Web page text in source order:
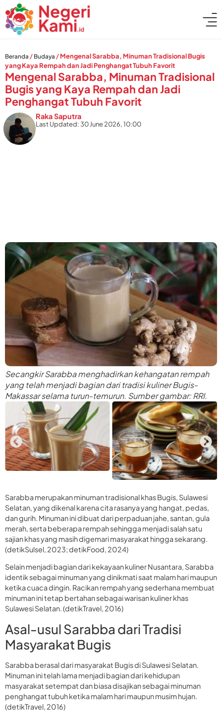
Beranda / Budaya /Mengenal Sarabba, Minuman Tradisional Bugis
yang Kaya Rempah dan Jadi Penghangat Tubuh Favorit
Mengenal Sarabba, Minuman Tradisional
Bugis yang Kaya Rempah dan Jadi
Penghangat Tubuh Favorit
Raka Saputra
Last Updated: 30 June 2026, 10:00
Secangkir Sarabba menghadirkan kehangatan rempah
yang telah menjadi bagian dari tradisi kuliner Bugis-
Makassar selama turun-temurun. Sumber gambar: RRI.
Sarabba merupakan minuman tradisional khas Bugis, Sulawesi
Selatan, yang dikenal karena cita rasanya yang hangat, pedas,
dan gurih. Minuman ini dibuat dari perpaduan jahe, santan, gula
merah, serta beberapa rempah sehingga menjadi salah satu
sajian khas yang masih digemari masyarakat hingga sekarang.
(detikSulsel, 2023; detikFood, 2024)
Selain menjadi bagian dari kekayaan kuliner Nusantara, Sarabba
identik sebagai minuman yang dinikmati saat malam hari maupun
ketika cuaca dingin. Racikan rempah yang sederhana membuat
minuman ini tetap bertahan sebagai warisan kuliner khas
Sulawesi Selatan. (detikTravel, 2016)
Asal-usul Sarabba dari Tradisi
Masyarakat Bugis
Sarabba berasal dari masyarakat Bugis di Sulawesi Selatan.
Minuman ini telah lama menjadi bagian dari kehidupan
masyarakat setempat dan biasa disajikan sebagai minuman
penghangat tubuh ketika malam hari maupun musim hujan.
(detikTravel, 2016)